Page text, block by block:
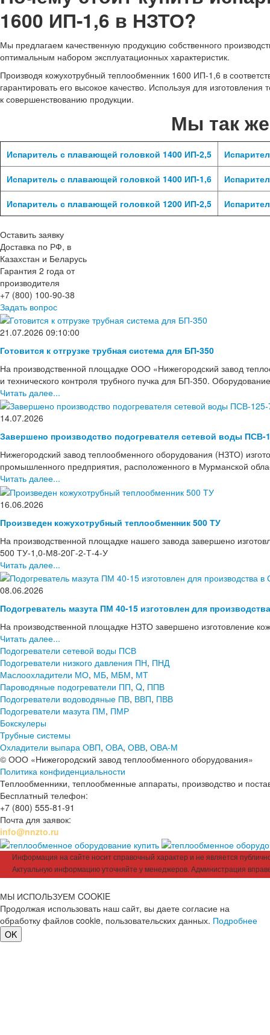
1600 ИП-1,6 в НЗТО?
Мы предлагаем качественную продукцию собственного
оптимальным набором эксплуатационных характеристик.
Производя кожухотрубный теплообменник 1600 ИП-1,6 в
гарантировать его высокое качество. Используя для
к совершенствованию продукции.
Мы так
Испаритель с плавающей головкой 1400 ИП-2,5
Испаритель с плавающей головкой 1400 ИП-1,6
Испаритель с плавающей головкой 1200 ИП-2,5
Оставить заявку
Доставка по РФ, в
Казахстан и Беларусь
Гарантия 2 года от
производителя
+7 (800) 100-90-38
Задать вопрос
21.07.2026 09:10:00
Готовится к отгрузке трубная система для БП-350
На производственной площадке ООО «Нижегородский завод
и технического контроля трубного пучка для БП-350.
Читать далее...
14.07.2026
Завершено производство подогревателя сетевой воды ПСВ-
Нижегородский завод теплообменного оборудования (НЗТО)
промышленного предприятия, расположенного в Мурманской
Читать далее...
16.06.2026
Произведен кожухотрубный теплообменник 500 ТУ
На производственной площадке нашего завода завершено
500 ТУ-1,0-М8-20Г-2-Т-4-У
Читать далее...
08.06.2026
Подогреватель мазута ПМ 40-15 изготовлен для
На производственной площадке НЗТО завершено изготовление
Читать далее...
Подогреватели сетевой воды ПСВ
Подогреватели низкого давления ПН, ПНД
Маслоохладители МО, МБ, МБМ, МТ
Пароводяные подогреватели ПП, Q, ППВ
Подогреватели водоводяные ПВ, ВВП, ПВВ
Подогреватели мазута ПМ, ПМР
Бокскулеры
Трубные системы
Охладители выпара ОВП, ОВА, ОВВ, ОВА-М
© ООО «Нижегородский завод теплообменного оборудования»
Политика конфиденциальности
Теплообменники, теплообменные аппараты, производство и
Бесплатный телефон:
+7 (800) 555-81-91
Почта для заявок:
info@nnzto.ru
Информация на сайте носит справочный характер и не является
Актуальную информацию уточняйте у менеджеров. Администрация
МЫ ИСПОЛЬЗУЕМ COOKIE
Продолжая использовать наш сайт, вы даете согласие на
обработку файлов cookie, пользовательских данных. Подробнее
OK